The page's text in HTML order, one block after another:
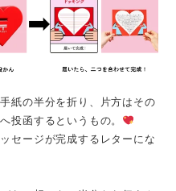
紙の半分を折り、片方はその
投函するというもの。
セージが完成するレターにな